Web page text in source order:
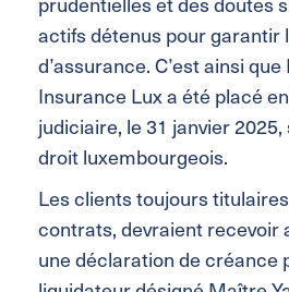
actifs détenus pour garantir
d’assurance. C’est ainsi que
Insurance Lux a été placé
judiciaire, le 31 janvier
droit luxembourgeois.
Les clients toujours
contrats, devraient recevoir
une déclaration de créance